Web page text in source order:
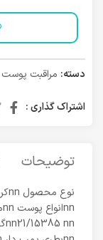
دسته: مراقبت پوست
اشتراک گذاری :
توضیحات